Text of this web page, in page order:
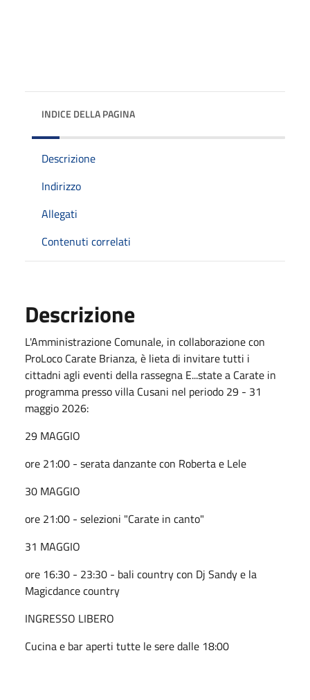
INDICE DELLA PAGINA
Descrizione
Indirizzo
Allegati
Contenuti correlati
Descrizione
L'Amministrazione Comunale, in collaborazione con
ProLoco Carate Brianza, è lieta di invitare tutti i
cittadni agli eventi della rassegna E...state a Carate in
programma presso villa Cusani nel periodo 29 - 31
maggio 2026:
29 MAGGIO
ore 21:00 - serata danzante con Roberta e Lele
30 MAGGIO
ore 21:00 - selezioni "Carate in canto"
31 MAGGIO
ore 16:30 - 23:30 - bali country con Dj Sandy e la
Magicdance country
INGRESSO LIBERO
Cucina e bar aperti tutte le sere dalle 18:00